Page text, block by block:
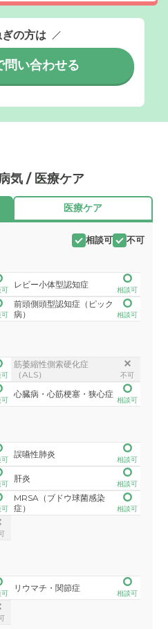
の方は
問い合わせる
気 / 医療ケア
医療ケア
相談可 不可
可
レビー小体型認知症
相談可
可
前頭側頭型認知症（ピック
病）
相談可
可
筋萎縮性側索硬化症
（ALS）
不可
可
心臓病・心筋梗塞・狭心症
相談可
可
誤嚥性肺炎
相談可
可
肝炎
相談可
可
MRSA（ブドウ球菌感染
症）
相談可
可
リウマチ・関節症
相談可